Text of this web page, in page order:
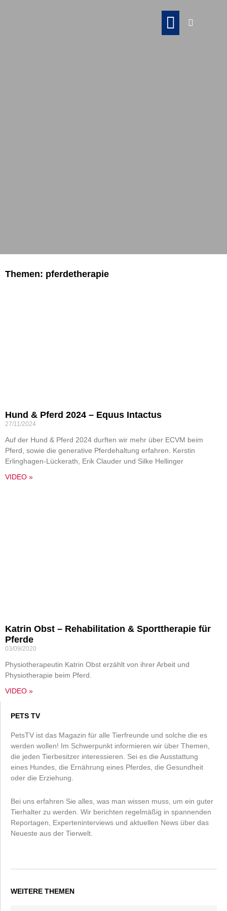
Themen: pferdetherapie
Hund & Pferd 2024 – Equus Intactus
27/11/2024
Auf der Hund & Pferd 2024 durften wir mehr über ECVM beim
Pferd, sowie die generative Pferdehaltung erfahren. Kerstin
Erlinghagen-Lückerath, Erik Clauder und Silke Hellinger
VIDEO »
Katrin Obst – Rehabilitation & Sporttherapie für
Pferde
03/09/2020
Physiotherapeutin Katrin Obst erzählt von ihrer Arbeit und
Physiotherapie beim Pferd.
VIDEO »
PETS TV
PetsTV ist das Magazin für alle Tierfreunde und solche die es
werden wollen! Im Schwerpunkt informieren wir über Themen,
die jeden Tierbesitzer interessieren. Sei es die Ausstattung
eines Hundes, die Ernährung eines Pferdes, die Gesundheit
oder die Erziehung.
Bei uns erfahren Sie alles, was man wissen muss, um ein guter
Tierhalter zu werden. Wir berichten regelmäßig in spannenden
Reportagen, Experteninterviews und aktuellen News über das
Neueste aus der Tierwelt.
WEITERE THEMEN